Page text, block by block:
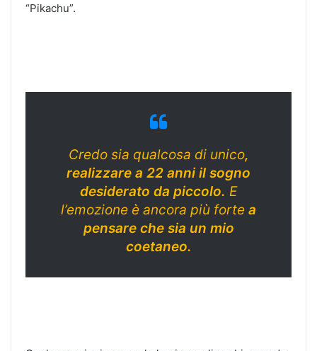
“Pikachu”.
Credo sia qualcosa di unico,
realizzare a 22 anni il sogno
desiderato da piccolo. E
l’emozione è ancora più forte a
pensare che sia un mio
coetaneo.